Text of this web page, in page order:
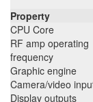
Property
CPU Core
RF amp operating
frequency
Graphic engine
Camera/video
Display outputs